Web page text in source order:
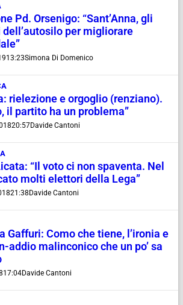
Pd. Orsenigo: “Sant’Anna, gli
dell’autosilo per migliorare
13:23Simona Di Domenico
rielezione e orgoglio (renziano).
il partito ha un problema”
20:57Davide Cantoni
“Il voto ci non spaventa. Nel
molti elettori della Lega”
21:38Davide Cantoni
Gaffuri: Como che tiene, l’ironia e
addio malinconico che un po’ sa
17:04Davide Cantoni